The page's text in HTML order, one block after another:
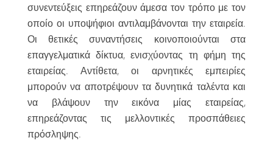
συνεντεύξεις επηρεάζουν άμεσα τον τρόπο με τον
οποίο οι υποψήφιοι αντιλαμβάνονται την εταιρεία.
Οι θετικές συναντήσεις κοινοποιούνται στα
επαγγελματικά δίκτυα, ενισχύοντας τη φήμη της
εταιρείας. Αντίθετα, οι αρνητικές εμπειρίες
μπορούν να αποτρέψουν τα δυνητικά ταλέντα και
να βλάψουν την εικόνα μίας εταιρείας,
επηρεάζοντας τις μελλοντικές προσπάθειες
πρόσληψης.